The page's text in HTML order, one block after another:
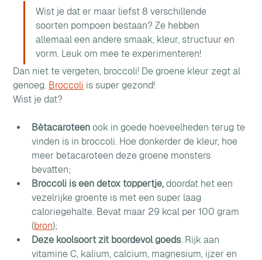
Wist je dat er maar liefst 8 verschillende
soorten pompoen bestaan? Ze hebben
allemaal een andere smaak, kleur, structuur en
vorm. Leuk om mee te experimenteren!
Dan niet te vergeten, broccoli! De groene kleur zegt al
genoeg. Broccoli is super gezond!
Wist je dat?
Bètacaroteen ook in goede hoeveelheden terug te
vinden is in broccoli. Hoe donkerder de kleur, hoe
meer betacaroteen deze groene monsters
bevatten;
Broccoli is een detox toppertje, doordat het een
vezelrijke groente is met een super laag
caloriegehalte. Bevat maar 29 kcal per 100 gram
(bron);
Deze koolsoort zit boordevol goeds. Rijk aan
vitamine C, kalium, calcium, magnesium, ijzer en